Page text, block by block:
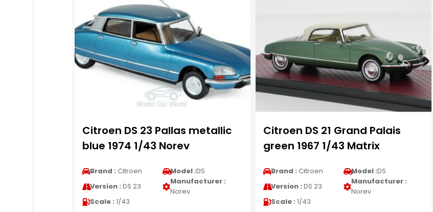
Citroen DS 23 Pallas metallic
blue 1974 1/43 Norev
Brand : Citroen Model :DS
Version : DS 23
Manufacturer :
Norev
Scale : 1/43
Citroen DS 21 Grand Palais
green 1967 1/43 Matrix
Brand : Citroen Model :DS
Version : DS 23
Manufacturer :
Norev
Scale : 1/43